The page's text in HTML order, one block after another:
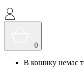
0
В кошику немає